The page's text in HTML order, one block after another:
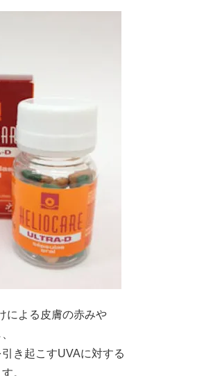
による皮膚の赤みや
き起こすUVAに対する
。